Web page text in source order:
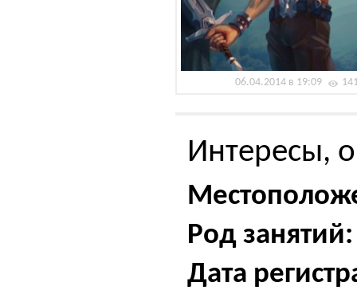
06.04.2014 в 19:09
Интересы,
Род занятий:
Дата